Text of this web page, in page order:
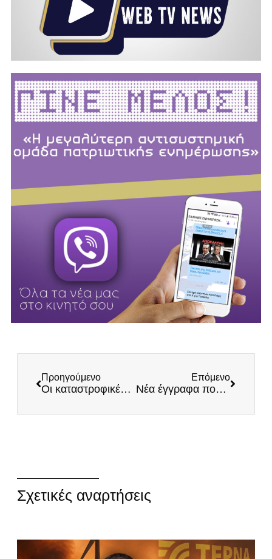
Προηγούμενο
Οι καταστροφικές συνέπειες του εγκλεισμού στην υγεία των παιδιών!
Επόμενο
Νέα έγγραφα που αποδεικνύουν ότι ο Φάουτσι χρηματοδότησε το εργαστήριο στην Ουχάν!
Σχετικές αναρτήσεις